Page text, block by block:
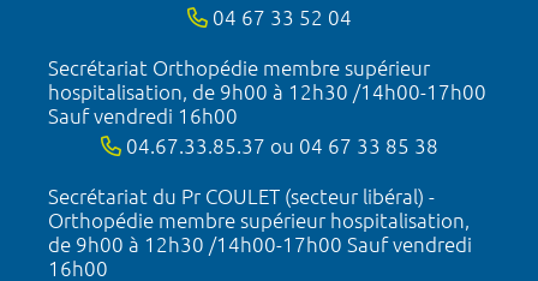
04 67 33 52 04
Secrétariat Orthopédie membre supérieur
hospitalisation, de 9h00 à 12h30 /14h00-17h00
Sauf vendredi 16h00
04.67.33.85.37 ou 04 67 33 85 38
Secrétariat du Pr COULET (secteur libéral) -
Orthopédie membre supérieur hospitalisation,
de 9h00 à 12h30 /14h00-17h00 Sauf vendredi
16h00